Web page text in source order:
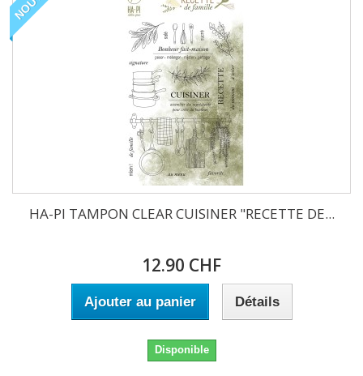
HA-PI TAMPON CLEAR CUISINER "RECETTE DE...
12.90 CHF
Ajouter au panier Détails
Disponible